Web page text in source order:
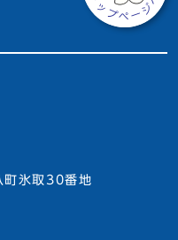
町氷取30番地